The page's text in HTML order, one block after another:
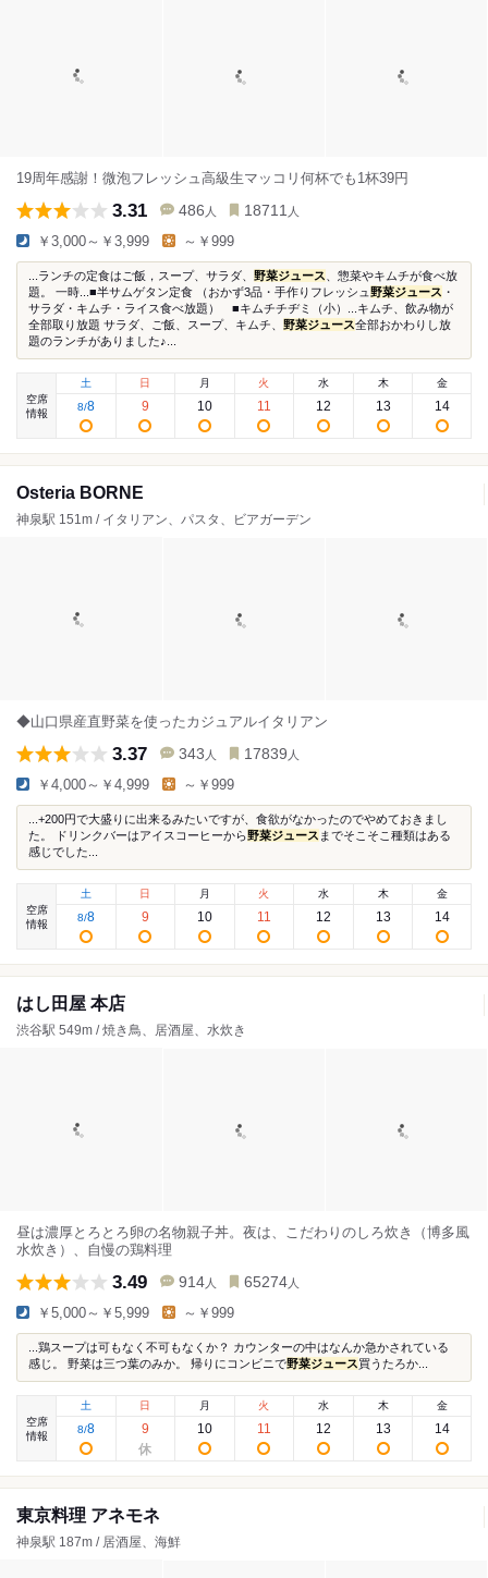
19周年感謝！微泡フレッシュ高級生マッコリ何杯でも1杯39円
3.31 486 人 18711 人
￥3,000～￥3,999 ～￥999
...ランチの定食はご飯，スープ、サラダ、 野菜ジュース 、惣菜やキムチが食べ放
題。 一時...■半サムゲタン定食 （おかず3品・手作りフレッシュ 野菜ジュース ・
サラダ・キムチ・ライス食べ放題） ■キムチチヂミ（小）...キムチ、飲み物が
全部取り放題 サラダ、ご飯、スープ、キムチ、 野菜ジュース全部おかわりし放
題のランチがありました♪...
空席
情報
土
8/8
日
9
月
10
火
11
水
12
木
13
金
14
Osteria BORNE
神泉駅 151m / イタリアン、パスタ、ビアガーデン
◆山口県産直野菜を使ったカジュアルイタリアン
3.37 343 人 17839 人
￥4,000～￥4,999 ～￥999
...+200円で大盛りに出来るみたいですが、食欲がなかったのでやめておきまし
た。 ドリンクバーはアイスコーヒーから野菜ジュース までそこそこ種類はある
感じでした...
空席
情報
土
8/8
日
9
月
10
火
11
水
12
木
13
金
14
はし田屋 本店
渋谷駅 549m / 焼き鳥、居酒屋、水炊き
昼は濃厚とろとろ卵の名物親子丼。夜は、こだわりのしろ炊き（博多風
水炊き）、自慢の鶏料理
3.49 914 人 65274 人
￥5,000～￥5,999 ～￥999
...鶏スープは可もなく不可もなくか？ カウンターの中はなんか急かされている
感じ。 野菜は三つ葉のみか。 帰りにコンビニで野菜ジュース買うたろか...
空席
情報
土
8/8
日
9
月
10
火
11
水
12
木
13
金
14
東京料理 アネモネ
神泉駅 187m / 居酒屋、海鮮